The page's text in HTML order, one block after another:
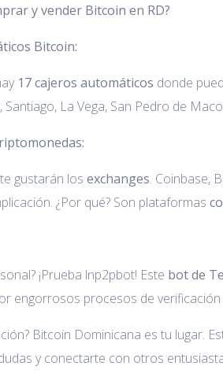
y vender Bitcoin en RD?
Bitcoin:
17 cajeros automáticos donde
Santiago, La Vega, San Pedro de
gustarán los exchanges. Coinbase,
¿Por qué? Son plataformas
¡Prueba lnp2pbot! Este bot de
engorrosos procesos de verificación
Bitcoin Dominicana es tu lugar.
y conectarte con otros